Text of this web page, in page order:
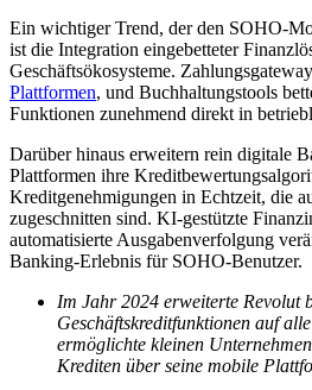
Ein wichtiger Trend, der den SOHO-
ist die Integration eingebetteter
Geschäftsökosysteme.
Plattformen, und Buchhaltungstools
Funktionen zunehmend direkt in
Darüber hinaus erweitern rein digitale
Plattformen ihre
Kreditgenehmigungen in Echtzeit, die
zugeschnitten sind. KI-gestützte
automatisierte Ausgabenverfolgung
Banking-Erlebnis für SOHO-Benutzer.
Im Jahr 2024 erweiterte Revolut
Geschäftskreditfunktionen auf
ermöglichte kleinen
Krediten über seine mobile